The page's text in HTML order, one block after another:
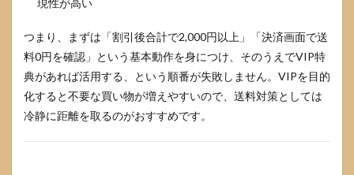
現性が高い
つまり、まずは「割引後合計で2,000円以上」「決済画面で送
料0円を確認」という基本動作を身につけ、そのうえでVIP特
典があれば活用する、という順番が失敗しません。VIPを目的
化すると不要な買い物が増えやすいので、送料対策としては
冷静に距離を取るのがおすすめです。